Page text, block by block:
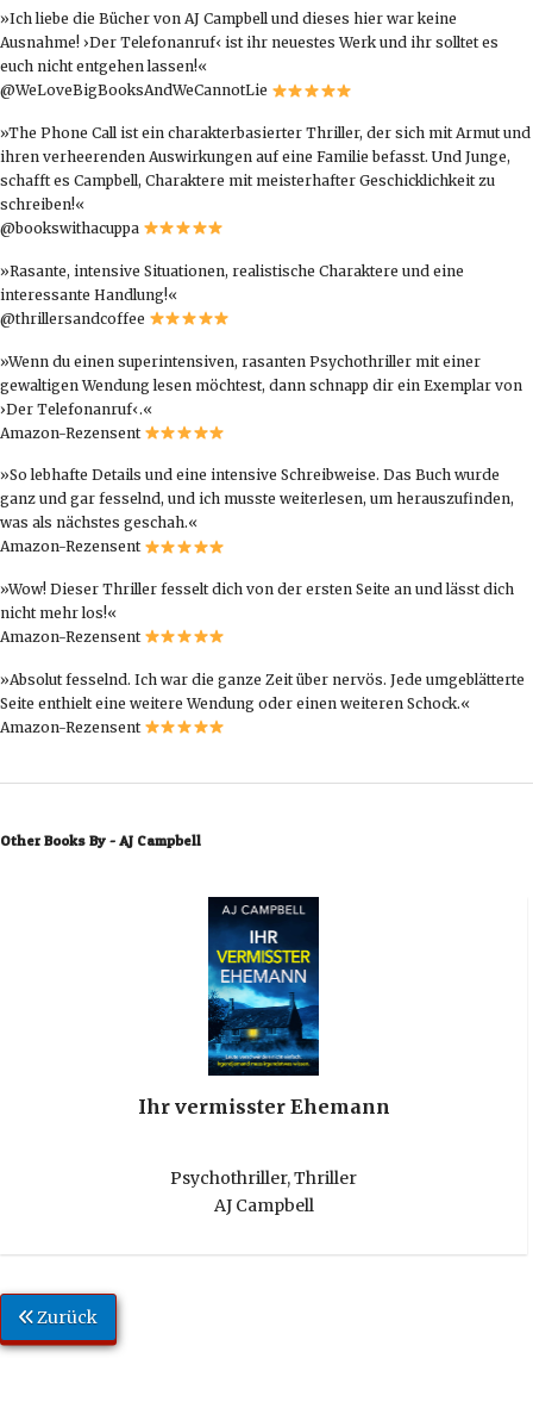
»Ich liebe die Bücher von AJ Campbell und dieses hier war keine
Ausnahme! ›Der Telefonanruf‹ ist ihr neuestes Werk und ihr solltet es
euch nicht entgehen lassen!«
@WeLoveBigBooksAndWeCannotLie
»The Phone Call ist ein charakterbasierter Thriller, der sich mit Armut und
ihren verheerenden Auswirkungen auf eine Familie befasst. Und Junge,
schafft es Campbell, Charaktere mit meisterhafter Geschicklichkeit zu
schreiben!«
@bookswithacuppa
»Rasante, intensive Situationen, realistische Charaktere und eine
interessante Handlung!«
@thrillersandcoffee
»Wenn du einen superintensiven, rasanten Psychothriller mit einer
gewaltigen Wendung lesen möchtest, dann schnapp dir ein Exemplar von
›Der Telefonanruf‹.«
Amazon-Rezensent
»So lebhafte Details und eine intensive Schreibweise. Das Buch wurde
ganz und gar fesselnd, und ich musste weiterlesen, um herauszufinden,
was als nächstes geschah.«
Amazon-Rezensent
»Wow! Dieser Thriller fesselt dich von der ersten Seite an und lässt dich
nicht mehr los!«
Amazon-Rezensent
»Absolut fesselnd . Ich war die ganze Zeit über nervös. Jede umgeblätterte
Seite enthielt eine weitere Wendung oder einen weiteren Schock.«
Amazon-Rezensent
Other Books By - AJ Campbell
Ihr vermisster Ehemann
Psychothriller,Thriller
AJ Campbell
Zurück